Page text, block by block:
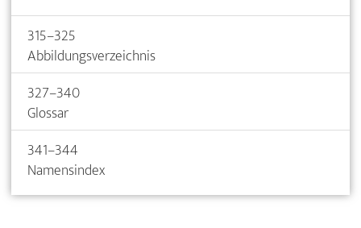
315–325
Abbildungsverzeichnis
327–340
Glossar
341–344
Namensindex